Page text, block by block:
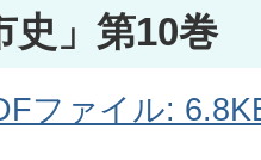
史」第10巻
ファイル: